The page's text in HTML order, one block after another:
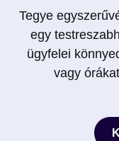
Tegye
egy
ügyfelei
vagy